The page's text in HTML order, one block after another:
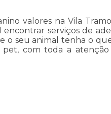
valores na Vila
encontrar serviços de
o seu animal tenha o
com toda a